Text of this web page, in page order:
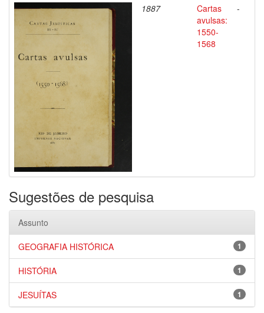
1887
Cartas
avulsas:
1550-
1568
-
Sugestões de pesquisa
Assunto
1
GEOGRAFIA HISTÓRICA
1
HISTÓRIA
1
JESUÍTAS